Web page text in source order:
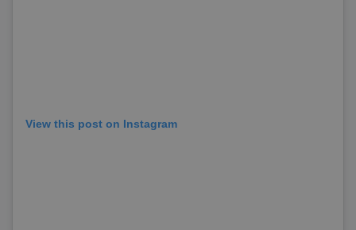
View this post on Instagram